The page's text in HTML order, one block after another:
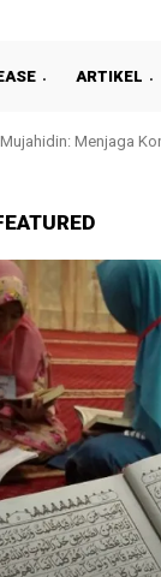
ARTIKEL
Menjaga
Suara